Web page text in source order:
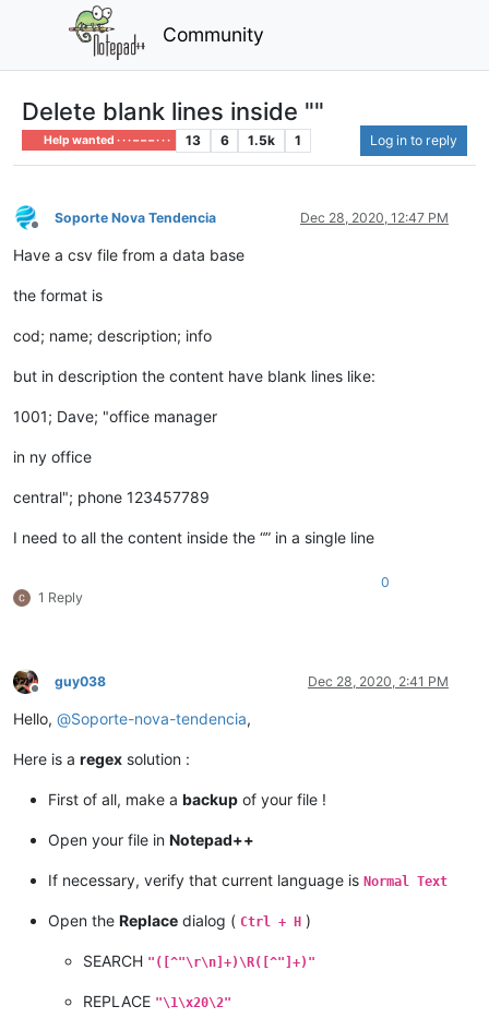
Community
Delete blank lines inside ""
Help wanted · · · – – – · · · 13 6 1.5k 1 Log in to reply
Offline
Soporte Nova Tendencia Dec 28, 2020, 12:47 PM
Have a csv file from a data base
the format is
cod; name; description; info
but in description the content have blank lines like:
1001; Dave; "office manager
in ny office
central"; phone 123457789
I need to all the content inside the “” in a single line
1 Reply
0
Offline
guy038 Dec 28, 2020, 2:41 PM
Hello, @Soporte-nova-tendencia,
Here is a regex solution :
First of all, make a backup of your file !
Open your file in Notepad++
If necessary, verify that current language is Normal Text
Open the Replace dialog ( Ctrl + H )
SEARCH "([^"\r\n]+)\R([^"]+)"
REPLACE "\1\x20\2"